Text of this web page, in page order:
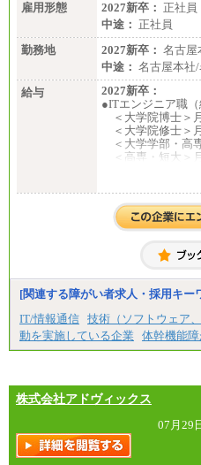
雇用形態
2027新卒： 正社員
中途： 正社員
勤務地
2027新卒： 名古
中途： 名古屋本
給与
2027新卒：
●ITエンジニア職（
＜大学院博士＞
＜大学院修士＞
＜大学学部・高
＜高専・短大＞
＜大学院修士・博
＜大学学部＞月
0円（一般職）
00円（一般職）
※試用期間中の条
中途：
■正社員採用■
＜総合職＞
大学院博士 ：
高専・短大： 月
＜一般職＞
大学(学部・院)
円～
高専・短大： 月
[関連する障がい者求人・採用キー
IT/情報通信 技術（ソフトウェア
動を実施している企業
体幹機能
株式会社アドヴィックス
07月29